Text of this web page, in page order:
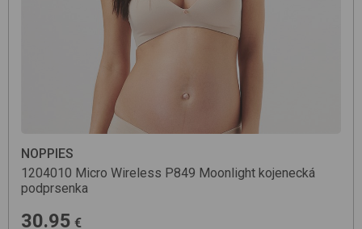
NOPPIES
1204010 Micro Wireless P849 Moonlight kojenecká
podprsenka
30.95 €